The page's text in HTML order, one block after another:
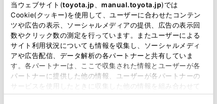
当ウェブサイト(toyota.jp manual.toyota.jp)では
Cookie(クッキー)を使用して、ユーザーに合わせたコンテン
ツや広告の表示、ソーシャルメディアの提供、広告の表示回
数やクリック数の測定を行っています。またユーザーによる
サイト利用状況についても情報を収集し、ソーシャルメディ
アや広告配信、データ解析の各パートナーと共有していま
す。各パートナーは、ここで収集された情報とユーザーが各
パートナーに提供した他の情報、ユーザーが各パートナーの
サービスを使用したときに収集した他の情報を組み合わせて
使用することがあります。当ウェブサイトの使用を続行する
2022年で60周年。「岩手」を、もっと。地元に愛され、地域密
着型の販売店を目指し、お客様のカーライフを全力でサポート。
「安心安全最適なモビリティを提供し、県内で一番元気な会社に
なる」をテーマに、これからも皆様に愛されるお店であるよう、
お客様の声を大切にしてまいります。カーライフの中で何かお困